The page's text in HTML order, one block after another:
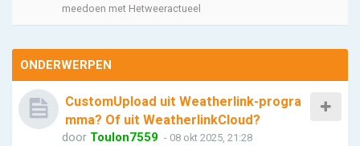
meedoen met Hetweeractueel
ONDERWERPEN
CustomUpload uit Weatherlink-progra
mma? Of uit WeatherlinkCloud?
door Toulon7559 - 08 okt 2025, 21:28